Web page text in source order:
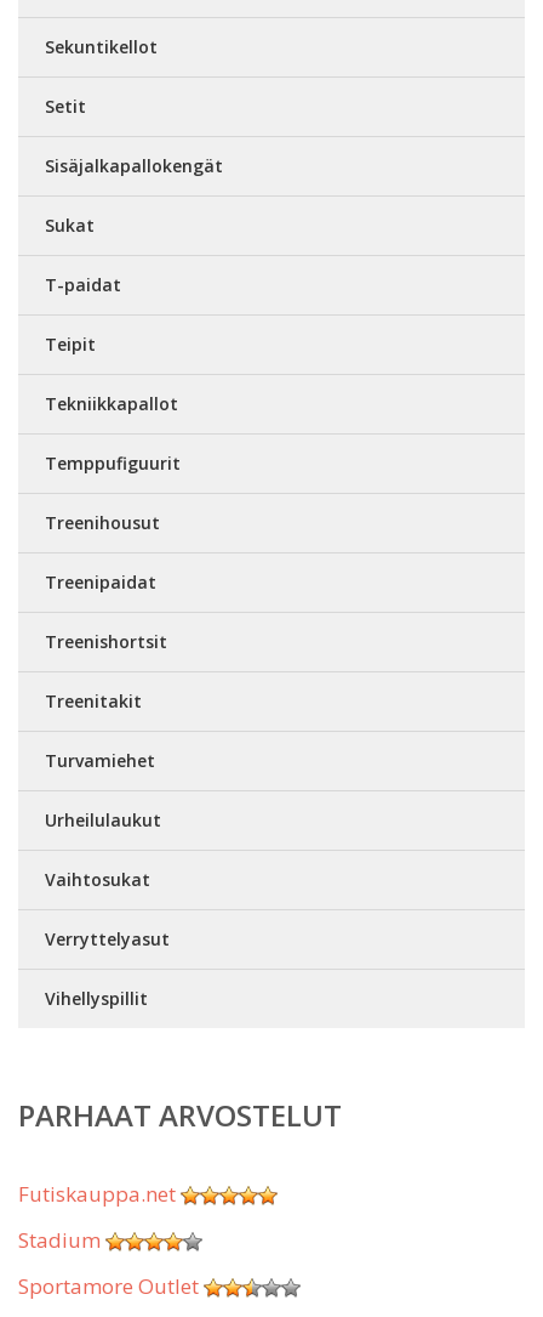
Sekuntikellot
Setit
Sisäjalkapallokengät
Sukat
T-paidat
Teipit
Tekniikkapallot
Temppufiguurit
Treenihousut
Treenipaidat
Treenishortsit
Treenitakit
Turvamiehet
Urheilulaukut
Vaihtosukat
Verryttelyasut
Vihellyspillit
PARHAAT ARVOSTELUT
Futiskauppa.net
Stadium
Sportamore Outlet